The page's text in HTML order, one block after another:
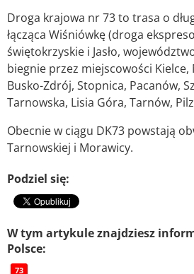
Droga krajowa nr 73 to trasa o
łącząca Wiśniówkę (droga
świętokrzyskie i Jasło,
biegnie przez miejscowości
Busko-Zdrój, Stopnica, Pacanów,
Tarnowska, Lisia Góra, Tarnów,
Obecnie w ciągu DK73 powstają
Tarnowskiej i Morawicy.
Podziel się:
W tym artykule znajdziesz
Polsce:
73